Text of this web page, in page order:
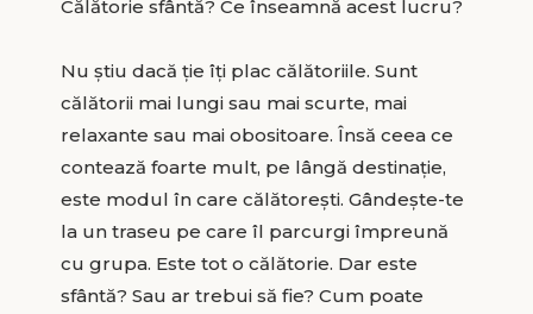
Călătorie sfântă? Ce înseamnă acest lucru?
Nu știu dacă ție îți plac călătoriile. Sunt
călătorii mai lungi sau mai scurte, mai
relaxante sau mai obositoare. Însă ceea ce
contează foarte mult, pe lângă destinație,
este modul în care călătorești. Gândește-te
la un traseu pe care îl parcurgi împreună
cu grupa. Este tot o călătorie. Dar este
sfântă? Sau ar trebui să fie? Cum poate